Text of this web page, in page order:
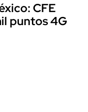
CFE
puntos 4G